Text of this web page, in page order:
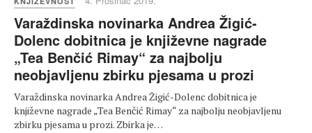
Varaždinska novinarka Andrea Žigić-
Dolenc dobitnica je književne nagrade
„Tea Benčić Rimay“ za najbolju
neobjavljenu zbirku pjesama u prozi
Varaždinska novinarka Andrea Žigić-Dolenc dobitnica je
književne nagrade „Tea Benčić Rimay“ za najbolju neobjavljenu
zbirku pjesama u prozi. Zbirka je…